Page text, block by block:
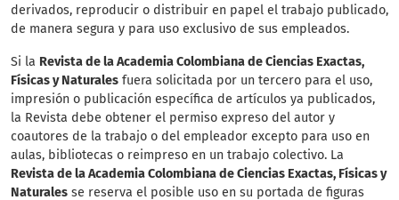
derivados, reproducir o distribuir en papel el trabajo publicado,
de manera segura y para uso exclusivo de sus empleados.
Si la Revista de la Academia Colombiana de Ciencias Exactas,
Físicas y Naturales fuera solicitada por un tercero para el uso,
impresión o publicación específica de artículos ya publicados,
la Revista debe obtener el permiso expreso del autor y
coautores de la trabajo o del empleador excepto para uso en
aulas, bibliotecas o reimpreso en un trabajo colectivo. La
Revista de la Academia Colombiana de Ciencias Exactas, Físicas y
Naturales se reserva el posible uso en su portada de figuras